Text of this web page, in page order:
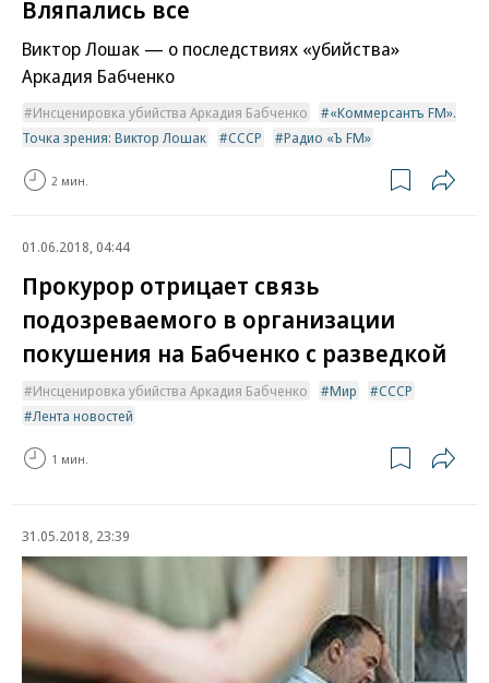
Вляпались все
Виктор Лошак — о последствиях «убийства»
Аркадия Бабченко
Инсценировка убийства Аркадия Бабченко
«Коммерсантъ FM».
Точка зрения: Виктор Лошак
СССР Радио «Ъ FM»
2 мин.
01.06.2018, 04:44
Прокурор отрицает связь
подозреваемого в организации
покушения на Бабченко с разведкой
Инсценировка убийства Аркадия Бабченко Мир
СССР
Лента новостей
1 мин.
31.05.2018, 23:39